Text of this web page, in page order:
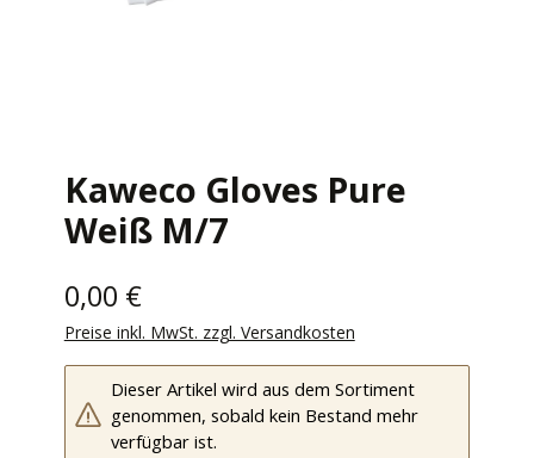
Kaweco Gloves Pure
Weiß M/7
0,00 €
Preise inkl. MwSt. zzgl. Versandkosten
Dieser Artikel wird aus dem Sortiment
genommen, sobald kein Bestand mehr
verfügbar ist.